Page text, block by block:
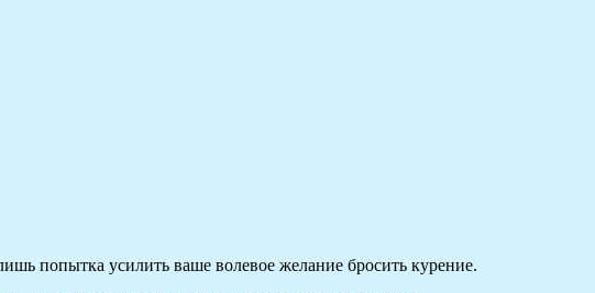
попытка усилить ваше волевое желание бросить курение.